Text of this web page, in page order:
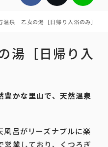
温泉 乙女の湯［日帰り入浴のみ］
湯［日帰り入
豊かな里山で、天然温泉
風呂がリーズナブルに楽
営業しており、くつろぎ